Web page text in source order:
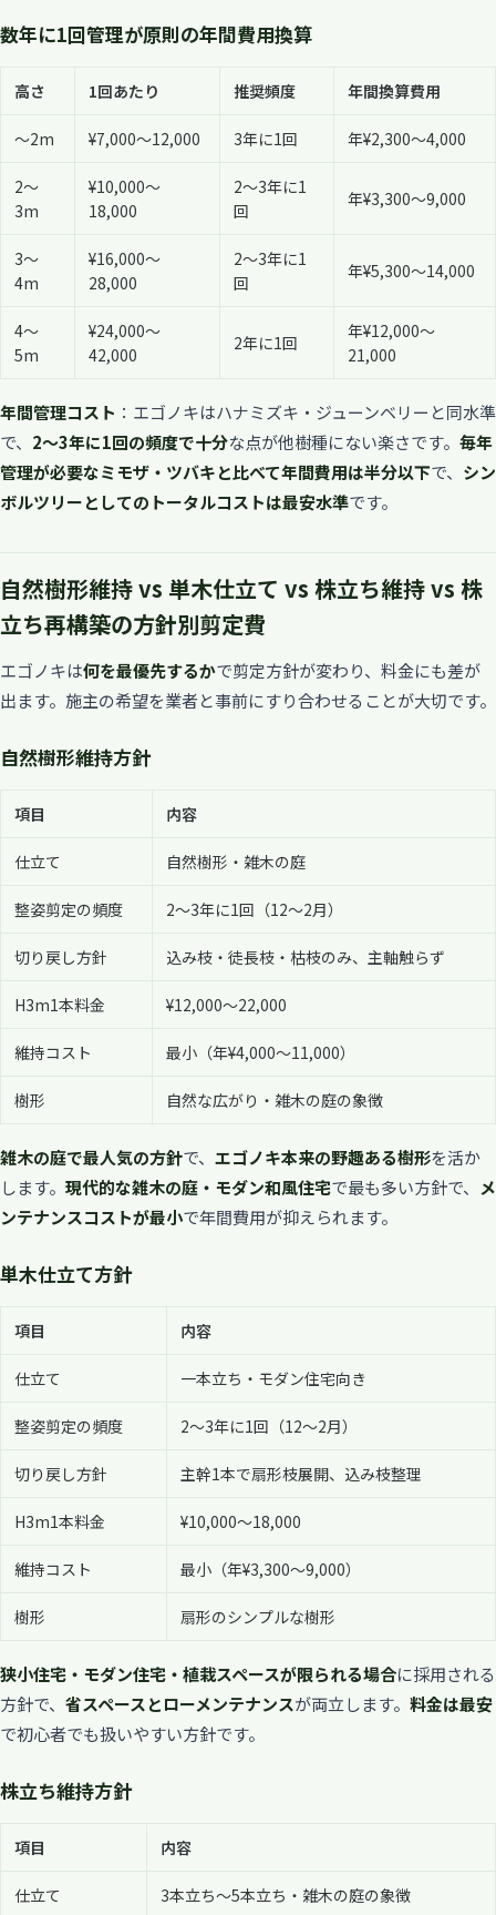
数年に1回管理が原則の年間費用換算
高さ 1回あたり 推奨頻度 年間換算費用
〜2m ¥7,000〜12,000 3年に1回 年¥2,300〜4,000
2〜
3m
¥10,000〜
18,000
2〜3年に1
回
年¥3,300〜9,000
3〜
4m
¥16,000〜
28,000
2〜3年に1
回
年¥5,300〜14,000
4〜
5m
¥24,000〜
42,000
2年に1回
年¥12,000〜
21,000
年間管理コスト ：エゴノキはハナミズキ・ジューンベリーと同水準
で、 2〜3年に1回の頻度で十分な点が他樹種にない楽さです。 毎年
管理が必要なミモザ・ツバキと比べて年間費用は半分以下で、 シン
ボルツリーとしてのトータルコストは最安水準です。
自然樹形維持 vs 単木仕立て vs 株立ち維持 vs 株
立ち再構築の方針別剪定費
エゴノキは何を最優先するかで剪定方針が変わり、料金にも差が
出ます。施主の希望を業者と事前にすり合わせることが大切です。
自然樹形維持方針
項目 内容
仕立て 自然樹形・雑木の庭
整姿剪定の頻度 2〜3年に1回（12〜2月）
切り戻し方針 込み枝・徒長枝・枯枝のみ、主軸触らず
H3m1本料金 ¥12,000〜22,000
維持コスト 最小（年¥4,000〜11,000）
樹形 自然な広がり・雑木の庭の象徴
雑木の庭で最人気の方針で、 エゴノキ本来の野趣ある樹形を活か
します。 現代的な雑木の庭・モダン和風住宅で最も多い方針で、 メ
ンテナンスコストが最小で年間費用が抑えられます。
単木仕立て方針
項目 内容
仕立て 一本立ち・モダン住宅向き
整姿剪定の頻度 2〜3年に1回（12〜2月）
切り戻し方針 主幹1本で扇形枝展開、込み枝整理
H3m1本料金 ¥10,000〜18,000
維持コスト 最小（年¥3,300〜9,000）
樹形 扇形のシンプルな樹形
狭小住宅・モダン住宅・植栽スペースが限られる場合に採用される
方針で、 省スペースとローメンテナンスが両立します。 料金は最安
で初心者でも扱いやすい方針です。
株立ち維持方針
項目 内容
仕立て 3本立ち〜5本立ち・雑木の庭の象徴